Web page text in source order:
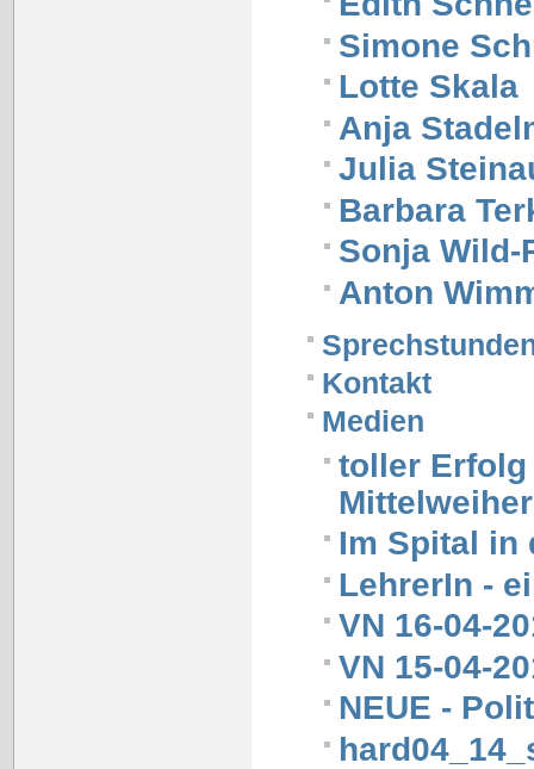
Simone
Lotte Skala
Anja
Julia
Barbara
Sonja Wild-
Anton
Kontakt
Medien
toller Erfolg
Im Spital in
LehrerIn -
VN 16-04-
VN 15-04-
NEUE -